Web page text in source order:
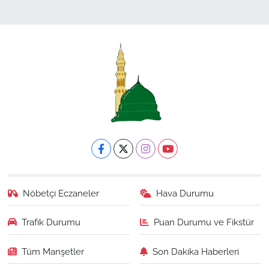
Nöbetçi Eczaneler Hava Durumu
Trafik Durumu Puan Durumu ve Fikstür
Tüm Manşetler Son Dakika Haberleri